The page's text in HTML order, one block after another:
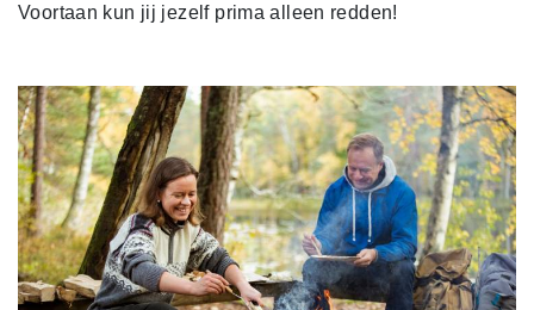
Voortaan kun jij jezelf prima alleen redden!